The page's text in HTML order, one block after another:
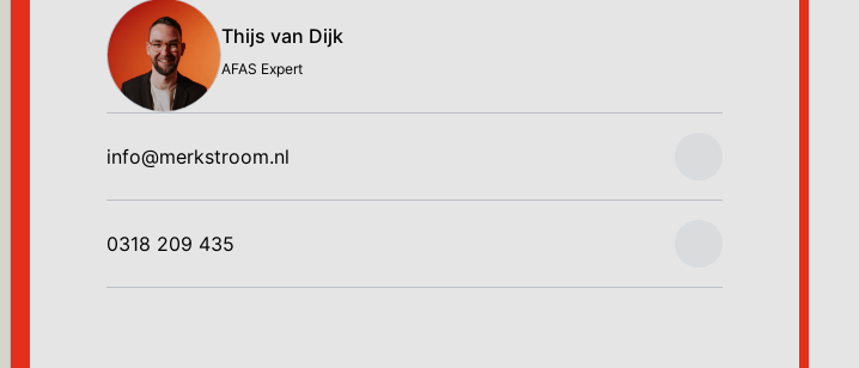
Thijs van Dijk
AFAS Expert
info@merkstroom.nl
0318 209 435